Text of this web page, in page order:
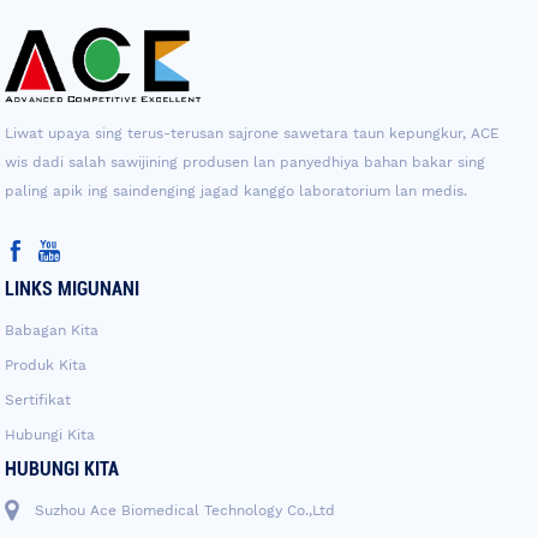
Liwat upaya sing terus-terusan sajrone sawetara taun kepungkur, ACE
wis dadi salah sawijining produsen lan panyedhiya bahan bakar sing
paling apik ing saindenging jagad kanggo laboratorium lan medis.
LINKS MIGUNANI
Babagan Kita
Produk Kita
Sertifikat
Hubungi Kita
HUBUNGI KITA
Suzhou Ace Biomedical Technology Co.,Ltd